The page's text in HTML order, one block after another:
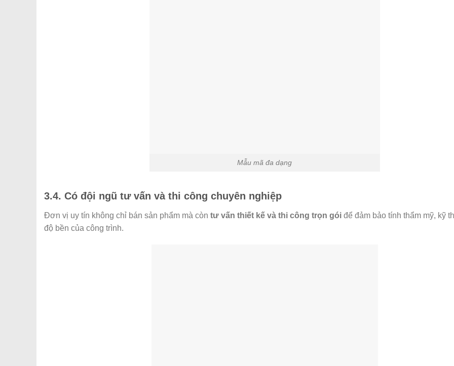
Mẫu mã đa dạng
3.4. Có đội ngũ tư vấn và thi công chuyên nghiệp
Đơn vị uy tín không chỉ bán sản phẩm mà còn tư vấn thiết kế và thi công trọn gói để đảm bảo tính thẩm mỹ, kỹ
độ bền của công trình.